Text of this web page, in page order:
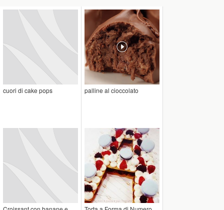
cuori di cake pops palline al cioccolato